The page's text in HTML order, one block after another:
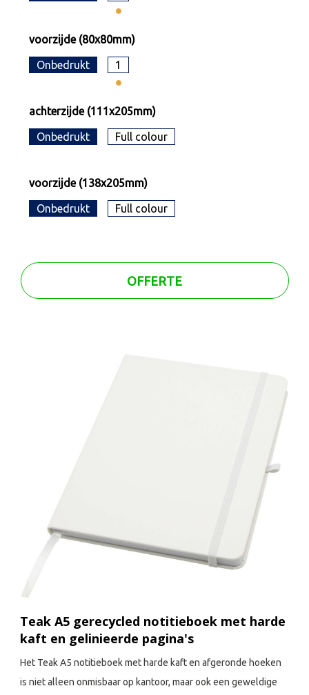
voorzijde (80x80mm)
Onbedrukt 1
achterzijde (111x205mm)
Onbedrukt Full colour
voorzijde (138x205mm)
Onbedrukt Full colour
OFFERTE
Teak A5 gerecycled notitieboek met harde
kaft en gelinieerde pagina's
Het Teak A5 notitieboek met harde kaft en afgeronde hoeken
is niet alleen onmisbaar op kantoor, maar ook een geweldige